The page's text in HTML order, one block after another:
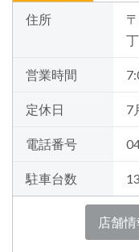
住所
営業時間
定休日 7
電話番号
駐車台数
店舗